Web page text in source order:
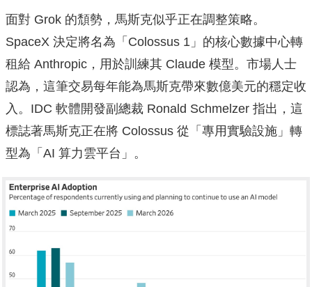
面對 Grok 的頹勢，馬斯克似乎正在調整策略。
SpaceX 決定將名為「Colossus 1」的核心數據中心轉
租給 Anthropic，用於訓練其 Claude 模型。市場人士
認為，這筆交易每年能為馬斯克帶來數億美元的穩定收
入。IDC 軟體開發副總裁 Ronald Schmelzer 指出，這
標誌著馬斯克正在將 Colossus 從「專用實驗設施」轉
型為「AI 算力雲平台」。